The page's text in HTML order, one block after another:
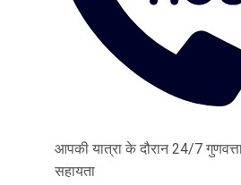
आपकी यात्रा के दौरान 24/7
सहायता